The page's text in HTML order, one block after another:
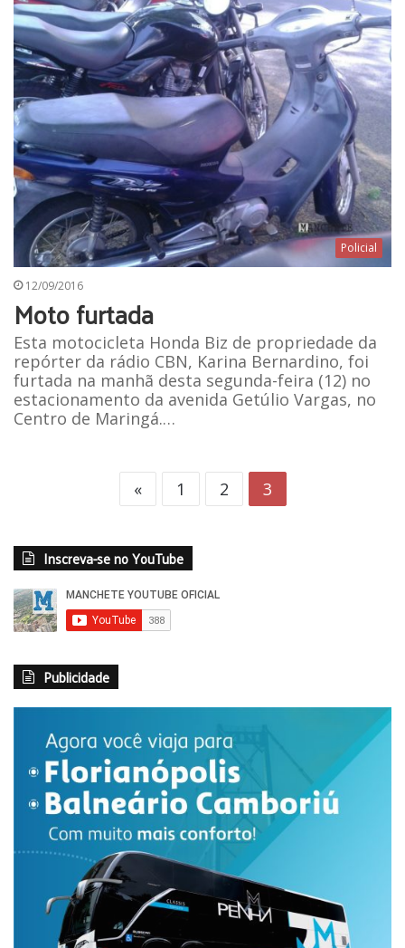
Policial
12/09/2016
Moto furtada
Esta motocicleta Honda Biz de propriedade da
repórter da rádio CBN, Karina Bernardino, foi
furtada na manhã desta segunda-feira (12) no
estacionamento da avenida Getúlio Vargas, no
Centro de Maringá.…
« 1 2 3
Inscreva-se no YouTube
Publicidade